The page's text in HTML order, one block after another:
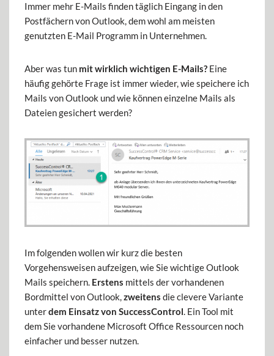
Immer mehr E-Mails finden täglich Eingang in den
Postfächern von Outlook, dem wohl am meisten
genutzten E-Mail Programm in Unternehmen.
Aber was tun mit wirklich wichtigen E-Mails? Eine
häufig gehörte Frage ist immer wieder, wie speichere ich
Mails von Outlook und wie können einzelne Mails als
Dateien gesichert werden?
Im folgenden wollen wir kurz die besten
Vorgehensweisen aufzeigen, wie Sie wichtige Outlook
Mails speichern. Erstens mittels der vorhandenen
Bordmittel von Outlook,zweitens die clevere Variante
unterdem Einsatz von SuccessControl. Ein Tool mit
dem Sie vorhandene Microsoft Office Ressourcen noch
einfacher und besser nutzen.